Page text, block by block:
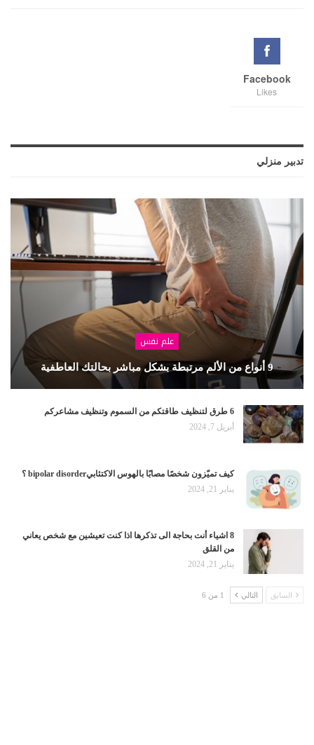
Facebook
Likes
تدبير منزلي
علم نفس
9 أنواع من الألم مرتبطة بشكل مباشر بحالتك العاطفية
6 طرق لتنظيف طاقتكم من السموم وتنظيف مشاعركم
أبريل 7, 2024
كيف تميّزون شخصًا مصابًا بالهوس الاكتئابيbipolar disorder ؟
يناير 21, 2024
8 اشياء أنت بحاجة الى تذكرها اذا كنت تعيشين مع شخص يعاني
من القلق
يناير 21, 2024
السابق التالي 1 من 6